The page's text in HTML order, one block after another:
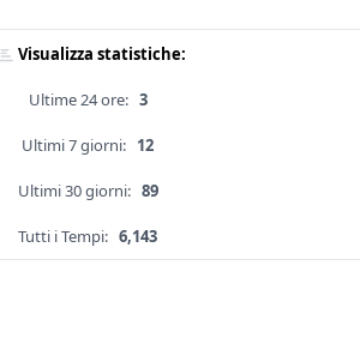
Visualizza statistiche:
Ultime 24 ore: 3
Ultimi 7 giorni: 12
Ultimi 30 giorni: 89
Tutti i Tempi: 6,143